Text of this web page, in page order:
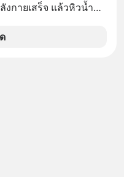
งกายเสร็จ แล้วหิวน้ำ
กันทุกอย่าง